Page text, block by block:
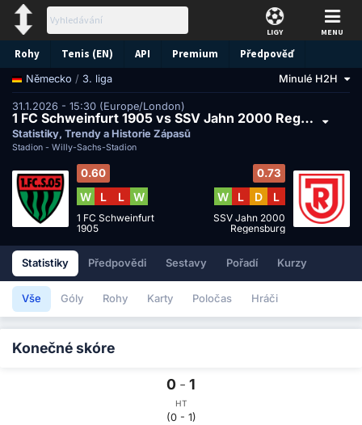
LIGY MENU
Rohy Tenis (EN) API Premium Předpověď
Německo / 3. liga Minulé H2H
31.1.2026 - 15:30 (Europe/London)
1 FC Schweinfurt 1905 vs SSV Jahn 2000 Regensburg
Statistiky, Trendy a Historie Zápasů
Stadion - Willy-Sachs-Stadion
0.60
W L L W
1 FC Schweinfurt
1905
0.73
W L D L
SSV Jahn 2000
Regensburg
Statistiky Předpovědi Sestavy Pořadí Kurzy
Vše Góly Rohy Karty Poločas Hráči
Konečné skóre
0 - 1
HT
(0 - 1)